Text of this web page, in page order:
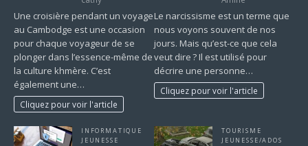
Une croisière pendant un voyage
au Cambodge est une occasion
pour chaque voyageur de se
plonger dans l’essence-même de
la culture khmère. C’est
également une…
Cliquez pour voir l'article
Le narcissisme est un terme que
nous voyons souvent de nos
jours. Mais qu’est-ce que cela
veut dire ? Il est utilisé pour
décrire une personne…
Cliquez pour voir l'article
INFORMATIQUE
JEUNESSE
TOURISME
JEUNESSE/ADOS